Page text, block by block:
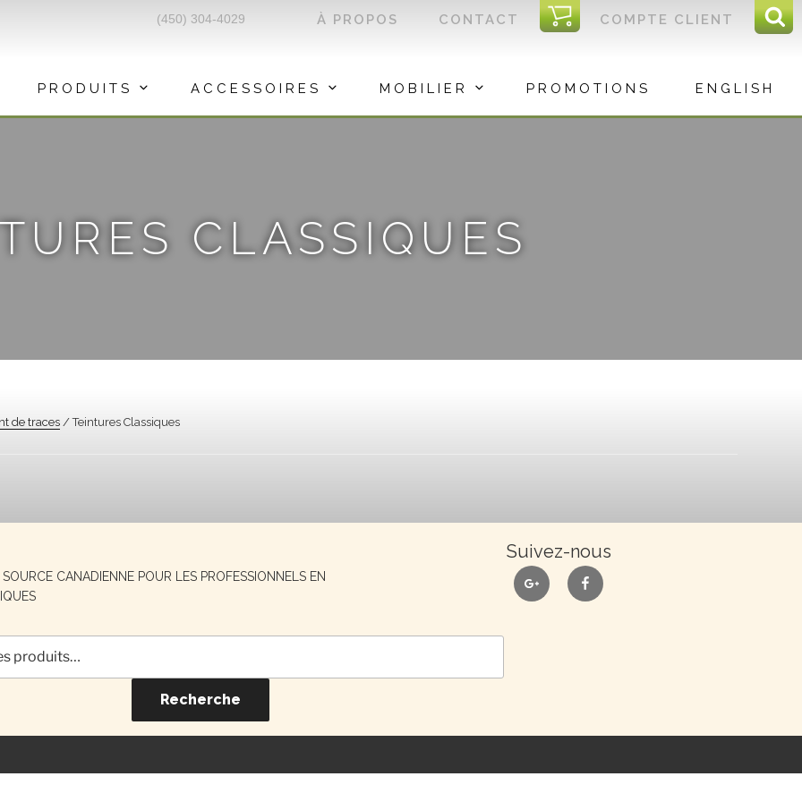
COMPTE CLIENT
I
C
CONTACT
À PROPOS
(450) 304-4029
PRODUITS ACCESSOIRES MOBILIER PROMOTIONS ENGLISH
CLASSIQUES
de traces / Teintures Classiques
SOURCE CANADIENNE POUR LES PROFESSIONNELS EN
Suivez-nous
google facebook
Recherche